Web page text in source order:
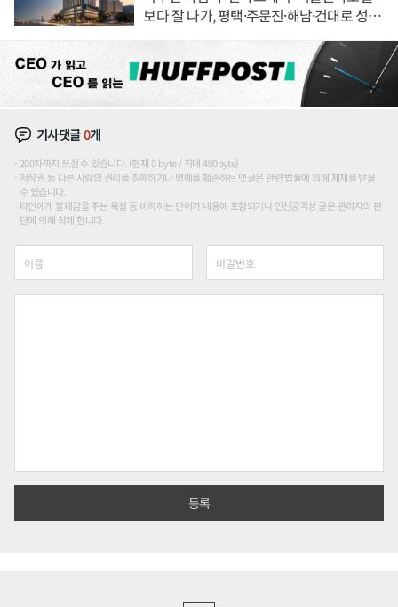
보다 잘 나가, 평택·주문진·해남·건대로 성
기사댓글0개
200자까지 쓰실 수 있습니다. (현재 0 byte / 최대 400byte)
저작권 등 다른 사람의 권리를 침해하거나 명예를 훼손하는 댓글은 관련 법률에 의해 제재를 받을
수 있습니다.
타인에게 불쾌감을 주는 욕설 등 비하하는 단어가 내용에 포함되거나 인신공격성 글은 관리자의 판
단에 의해 삭제 합니다.